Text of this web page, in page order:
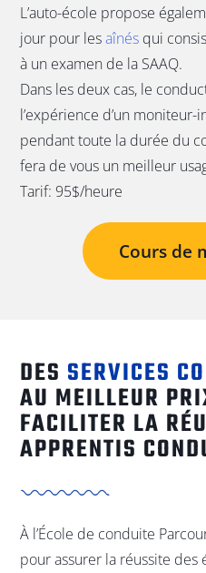
L’auto-école propose
jour pour lesaînés qui
à un examen de la SAAQ.
Dans les deux cas, le
l’expérience d’un moniteur-
pendant toute la durée du
fera de vous un meilleur
Tarif: 95$/heure
Cours de
DES SERVICES
AU MEILLEUR
FACILITER LA
APPRENTIS
À l’École de conduite
pour assurer la réussite des